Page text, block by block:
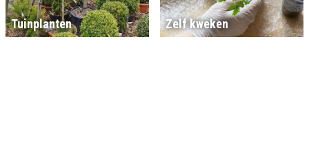
Tuinplanten Zelf kweken